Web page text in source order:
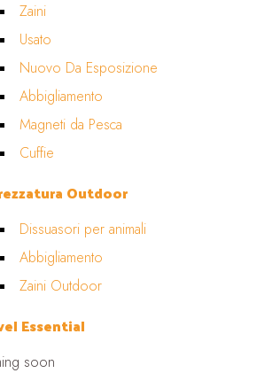
Zaini
Usato
Nuovo Da Esposizione
Abbigliamento
Magneti da Pesca
Cuffie
Outdoor
Dissuasori per animali
Abbigliamento
Zaini Outdoor
Essential
soon